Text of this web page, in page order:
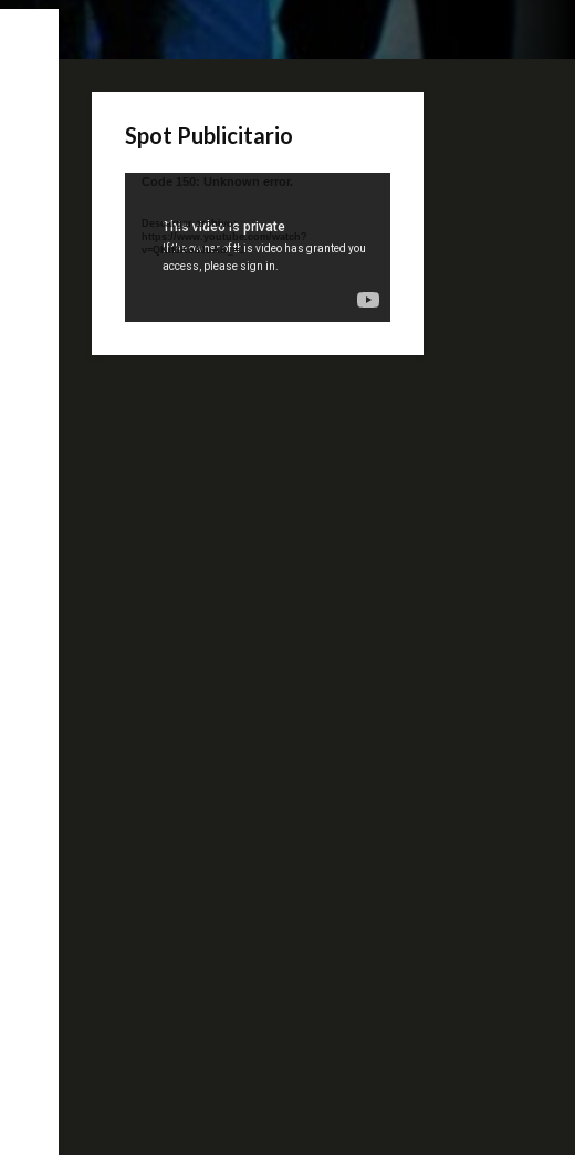
Spot Publicitario
Reproductor
Code 150: Unknown error.
Descargar archivo:
https://www.youtube.com/watch?
v=QKif6Ko80uA&_=1